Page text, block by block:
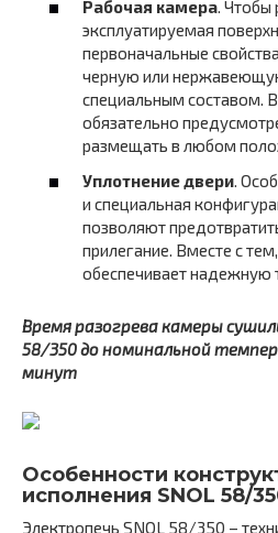
Рабочая камера. Чтобы
эксплуатируемая
первоначальные
черную или
специальным составом.
обязательно
размещать в любом
Уплотнение двери.
и специальная
позволяют
прилегание. Вместе с
обеспечивает надежную
Время разогрева камеры
58/350 до номинальной
минут
Особенности
исполнения SNOL 58/
Электропечь SNOL 58/350 –